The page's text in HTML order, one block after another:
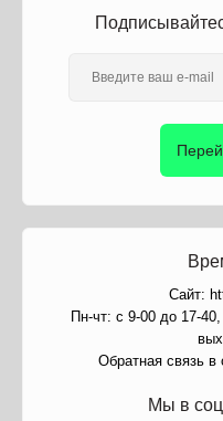
Сайт:
Пн-чт: с 9-00 до 17-
Обратная связь в
Мы в